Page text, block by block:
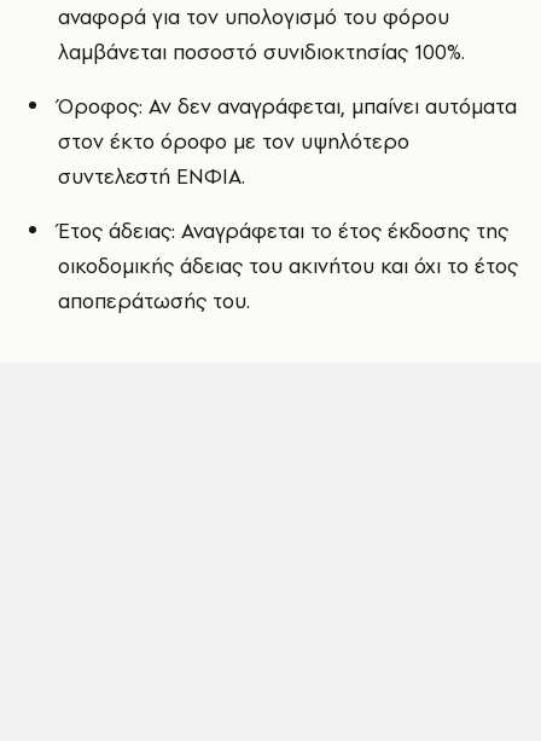
αναφορά για τον υπολογισμό του φόρου
λαμβάνεται ποσοστό συνιδιοκτησίας 100%.
Όροφος: Αν δεν αναγράφεται, μπαίνει αυτόματα
στον έκτο όροφο με τον υψηλότερο
συντελεστή ΕΝΦΙΑ.
Έτος άδειας: Αναγράφεται το έτος έκδοσης της
οικοδομικής άδειας του ακινήτου και όχι το έτος
αποπεράτωσής του.